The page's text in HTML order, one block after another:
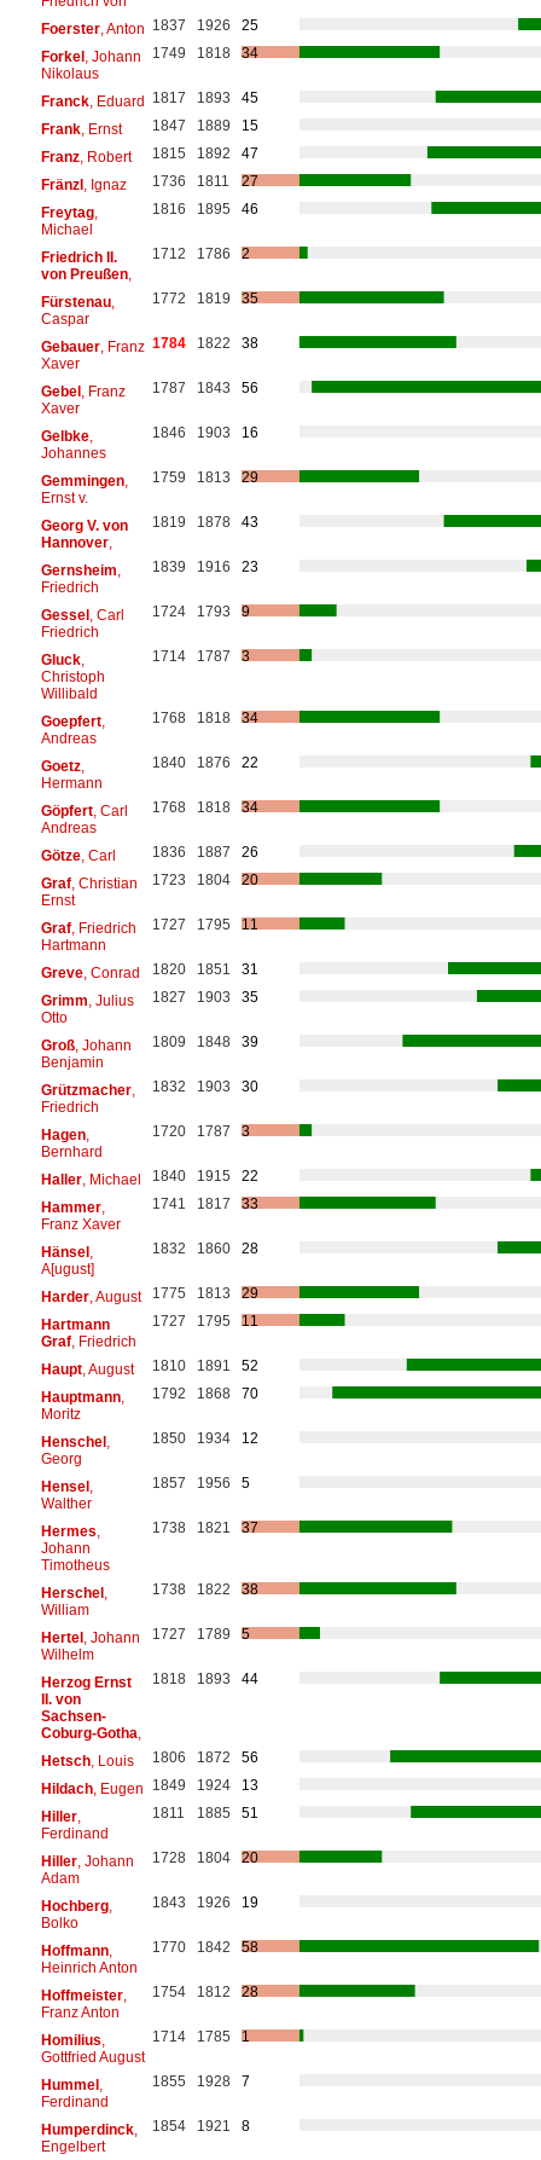
Foerster, Anton 1837 1926
25
Forkel, Johann
Nikolaus
1749 1818 34
Franck, Eduard 1817 1893
45
Frank, Ernst 1847 1889
15
Franz, Robert 1815 1892
47
Fränzl, Ignaz 1736 1811
27
Freytag,
Michael
1816 1895 46
Friedrich II.
von Preußen,
1712 1786 2
Fürstenau,
Caspar
1772 1819 35
Gebauer, Franz
Xaver
1784 1822 38
Gebel, Franz
Xaver
1787 1843 56
Gelbke,
Johannes
1846 1903 16
Gemmingen,
Ernst v.
1759 1813 29
Georg V. von
Hannover,
1819 1878 43
Gernsheim
Friedrich
1839 1916 23
Gessel, Carl
Friedrich
1724 1793 9
Gluck,
Christoph
Willibald
1714 1787 3
Goepfert,
Andreas
1768 1818 34
Goetz,
Hermann
1840 1876 22
Göpfert, Carl
Andreas
1768 1818 34
Götze, Carl 1836 1887
26
Graf, Christian
Ernst
1723 1804 20
Graf, Friedrich
Hartmann
1727 1795 11
Greve, Conrad 1820 1851
31
Grimm , Julius
Otto
1827 1903 35
Groß, Johann
Benjamin
1809 1848 39
Grützmacher,
Friedrich
1832 1903 30
Hagen,
Bernhard
1720 1787 3
Haller, Michael 1840 1915
22
Hammer,
Franz Xaver
1741 1817 33
Hänsel,
A[ugust]
1832 1860 28
Harder, August 1775 1813
29
Hartmann
Graf, Friedrich
1727 1795 11
Haupt, August 1810 1891
52
Hauptmann,
Moritz
1792 1868 70
Henschel,
Georg
1850 1934 12
Hensel,
Walther
1857 1956 5
Hermes
Johann
Timotheus
1738 1821 37
Herschel,
William
1738 1822 38
Hertel, Johann
Wilhelm
1727 1789 5
Herzog Ernst
II. von
Sachsen-
Coburg-Gotha
1818 1893 44
Hetsch, Louis 1806 1872
56
Hildach, Eugen 1849 1924
13
Hiller,
Ferdinand
1811 1885 51
Hiller, Johann
Adam
1728 1804 20
Hochberg,
Bolko
1843 1926 19
Hoffmann,
Heinrich Anton
1770 1842 58
Hoffmeister,
Franz Anton
1754 1812 28
Homilius
Gottfried August
1714 1785 1
Hummel,
Ferdinand
1855 1928 7
Humperdinck,
Engelbert
1854 1921 8